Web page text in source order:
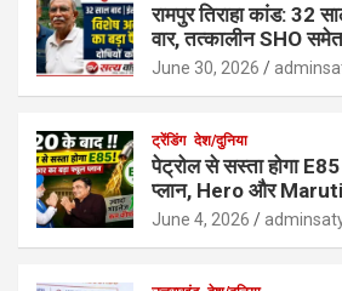
रामपुर तिराहा कांड: 32
वार, तत्कालीन SHO
June 30, 2026
ट्रेंडिंग देश/दुनिया
पेट्रोल से सस्ता होगा
प्लान, Hero और Maruti
June 4, 2026